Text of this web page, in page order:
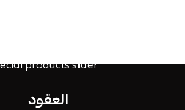
العقود